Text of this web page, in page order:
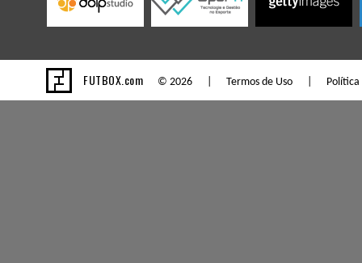
FUTBOX.com © 2026 | Termos de Uso Política